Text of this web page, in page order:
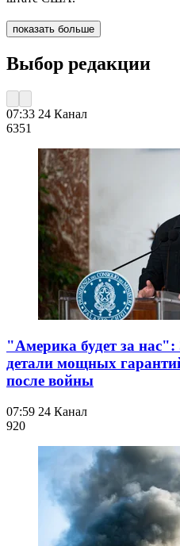
показать больше
Выбор редакции
07:33 24 Канал
6351
"Америка будет за
детали мощных
после войны
07:59 24 Канал
920